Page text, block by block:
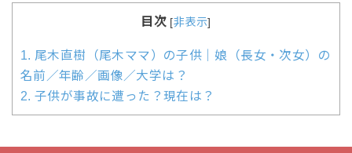
目次 [非表示]
1. 尾木直樹（尾木ママ）の子供｜娘（長女・次女）の
名前／年齢／画像／大学は？
2. 子供が事故に遭った？現在は？